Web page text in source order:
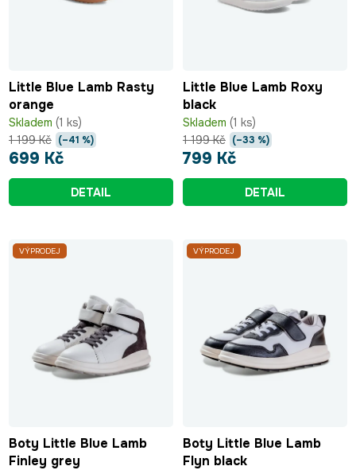
ů
k
t
ů
Little Blue Lamb Rasty
orange
Skladem (1 ks)
699 Kč
1 199 Kč (–41 %)
DETAIL
Little Blue Lamb Roxy
black
Skladem (1 ks)
799 Kč
1 199 Kč (–33 %)
DETAIL
VÝPRODEJ
Boty Little Blue Lamb
Finley grey
VÝPRODEJ
Boty Little Blue Lamb
Flyn black